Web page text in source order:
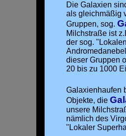
Die Galaxien
als gleichmäßig
Gruppen, sog.
Milchstraße ist
der sog.
dieser Gruppen
20 bis zu 1000
Galaxienhaufen
Objekte, die
unsere
nämlich des
"Lokaler